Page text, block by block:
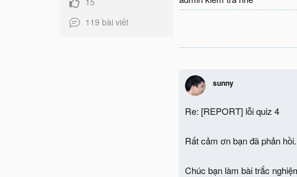
119 bài viết
sunny
Re: [REPORT] lỗi quiz 4
Rất cảm ơn bạn đã phản
Chúc bạn làm bài trắc